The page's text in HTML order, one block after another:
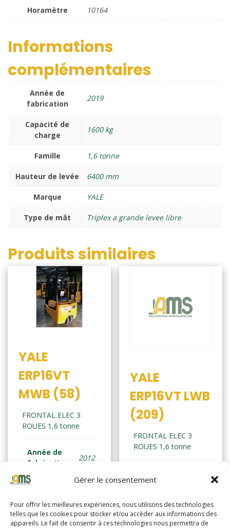
Gérer le consentement
Pour offrir les meilleures expériences, nous utilisons des technologies
telles que les cookies pour stocker et/ou accéder aux informations des
appareils. Le fait de consentir à ces technologies nous permettra de
Horamètre 10164
Informations
complémentaires
Année de
fabrication
2019
Capacité de
charge
1600 kg
Famille 1,6 tonne
Hauteur de levée 6400 mm
Marque YALE
Type de mât Triplex a grande levee libre
Produits similaires
YALE
ERP16VT
MWB (58)
FRONTAL ELEC 3
ROUES 1,6 tonne
Année de
fabrication
2012
Horamètre
YALE
ERP16VT LWB
(209)
FRONTAL ELEC 3
ROUES 1,6 tonne
fabrication
Horamètre 14463